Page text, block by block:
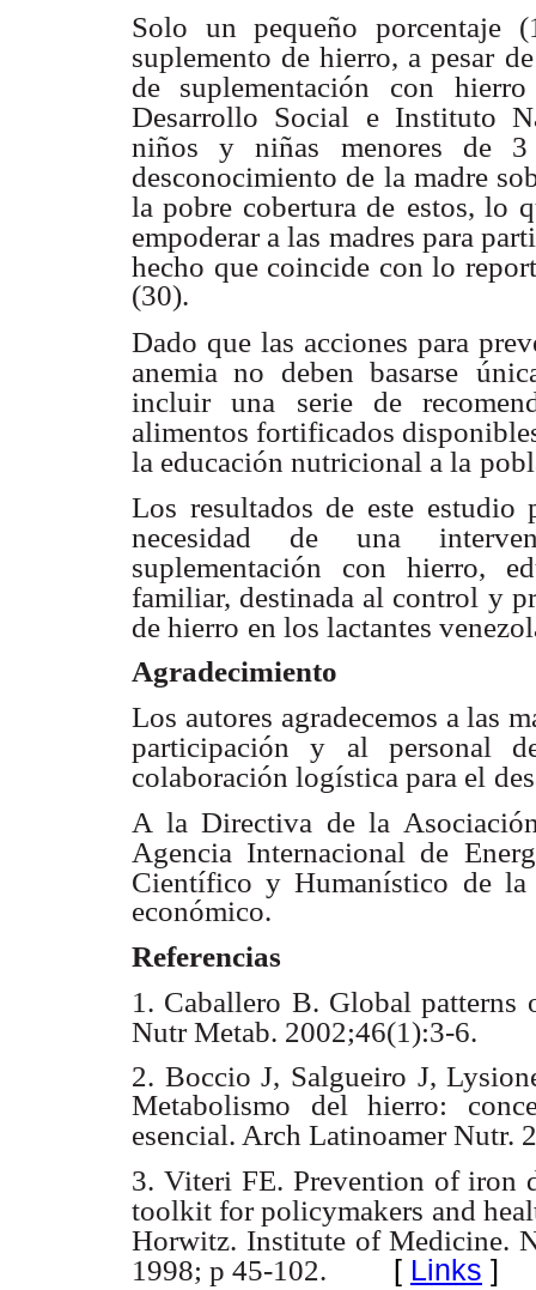
Solo un pequeño porcentaje
suplemento de hierro, a pesar
de suplementación con
Desarrollo Social e Instituto
niños y niñas menores de
desconocimiento de la madre
la pobre cobertura de estos, lo
empoderar a las madres para
hecho que coincide con lo
(30).
Dado que las acciones para
anemia no deben basarse
incluir una
serie de
alimentos fortificados
la educación nutricional a la
Los resultados de este estudio
necesidad de una
suplementación con hierro,
familiar, destinada al control y
de hierro en los lactantes
Agradecimiento
Los autores agradecemos a las
participación y al personal
colaboración logística para el
A la Directiva de la
Agencia Internacional de
Científico y Humanístico de la
económico.
Referencias
1. Caballero B. Global
Nutr Metab. 2002;46(1):3-6.
2. Boccio J, Salgueiro J,
Metabolismo del hierro:
esencial. Arch Latinoamer Nutr.
3. Viteri FE. Prevention of iron
toolkit for policymakers and
Horwitz. Institute of Medicine.
1998; p 45-102. [ Links ]